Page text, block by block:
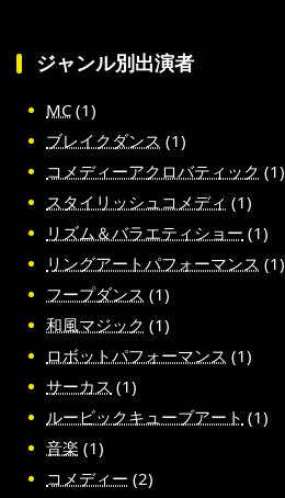
ジャンル別出演者
MC (1)
ブレイクダンス (1)
コメディーアクロバティック (1)
スタイリッシュコメディ (1)
リズム＆バラエティショー (1)
リングアートパフォーマンス (1)
フープダンス (1)
和風マジック (1)
ロボットパフォーマンス (1)
サーカス (1)
ルービックキューブアート (1)
音楽 (1)
コメディー (2)